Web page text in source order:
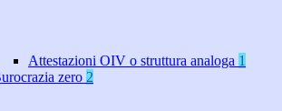
Attestazioni OIV o struttura analoga 1
zero 2